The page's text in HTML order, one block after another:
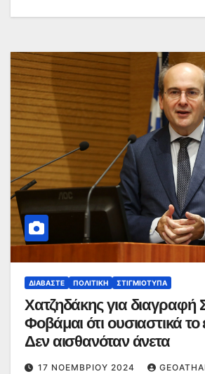
ΔΙΑΒΆΣΤΕ ΠΟΛΙΤΙΚΉ ΣΤΙΓΜΙΌΤΥΠΑ
Χατζηδάκης για διαγραφή
Φοβάμαι ότι ουσιαστικά το
Δεν αισθανόταν άνετα
17 ΝΟΕΜΒΡΊΟΥ 2024